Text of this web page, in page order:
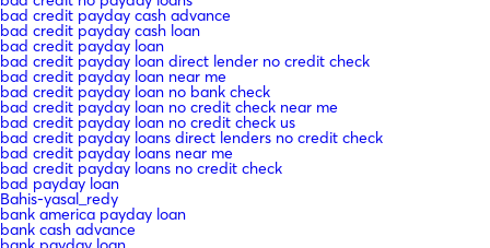
bad credit payday cash advance
bad credit payday cash loan
bad credit payday loan
bad credit payday loan direct lender no credit check
bad credit payday loan near me
bad credit payday loan no bank check
bad credit payday loan no credit check near me
bad credit payday loan no credit check us
bad credit payday loans direct lenders no credit check
bad credit payday loans near me
bad credit payday loans no credit check
bad payday loan
Bahis-yasal_redy
bank america payday loan
bank cash advance